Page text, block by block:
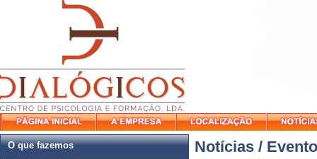
O que fazemos
Notícias /